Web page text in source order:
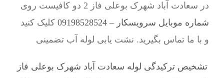
در سعادت آباد شهرک بوعلی فاز 2 دو کافیست روی
شماره موبایل سرویسکار – 09198528524
کلیک کنید
و با ما تماس بگیرید. نشت یابی لوله آب تضمینی
تشخیص ترکیدگی لوله سعادت آباد شهرک بوعلی فاز